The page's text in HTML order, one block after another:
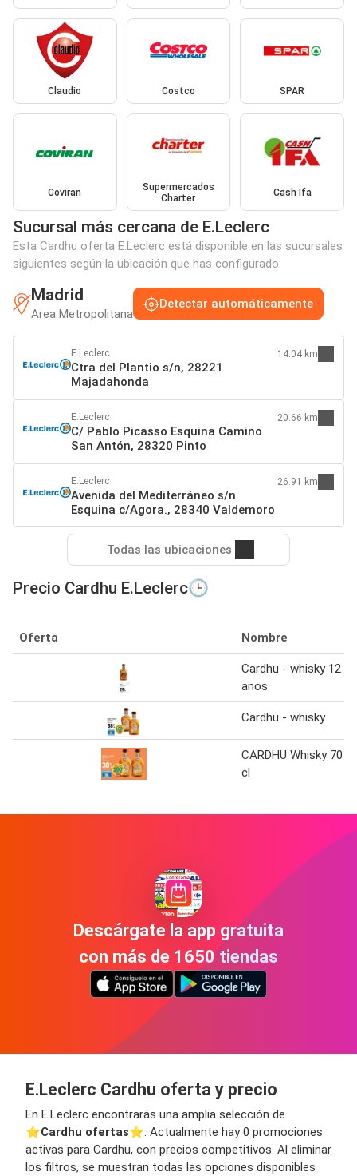
Claudio Costco SPAR
Coviran
Supermercados
Charter
Cash Ifa
Sucursal más cercana de E.Leclerc
Esta Cardhu oferta E.Leclerc está disponible en las sucursales
siguientes según la ubicación que has configurado:
Madrid
Area Metropolitana
Detectar automáticamente
E.Leclerc
Ctra del Plantio s/n, 28221
Majadahonda
14.04 km
E.Leclerc
C/ Pablo Picasso Esquina Camino
San Antón, 28320 Pinto
20.66 km
E.Leclerc
Avenida del Mediterráneo s/n
Esquina c/Agora., 28340 Valdemoro
26.91 km
Todas las ubicaciones
Precio Cardhu E.Leclerc🕒
Oferta Nombre
Cardhu - whisky 12
anos
Cardhu - whisky
CARDHU Whisky 70
cl
Descárgate la app gratuita
con más de 1650 tiendas
E.Leclerc Cardhu oferta y precio
En E.Leclerc encontrarás una amplia selección de
⭐️Cardhu ofertas⭐️. Actualmente hay 0 promociones
activas para Cardhu, con precios competitivos. Al eliminar
los filtros, se muestran todas las opciones disponibles